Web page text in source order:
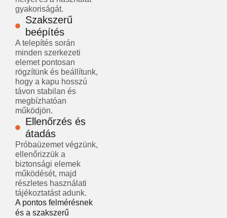
gyakoriságát.
Szakszerű
beépítés
A telepítés során
minden szerkezeti
elemet pontosan
rögzítünk és beállítunk,
hogy a kapu hosszú
távon stabilan és
megbízhatóan
működjön.
Ellenőrzés és
átadás
Próbaüzemet végzünk,
ellenőrizzük a
biztonsági elemek
működését, majd
részletes használati
tájékoztatást adunk.
A pontos felmérésnek
és a szakszerű